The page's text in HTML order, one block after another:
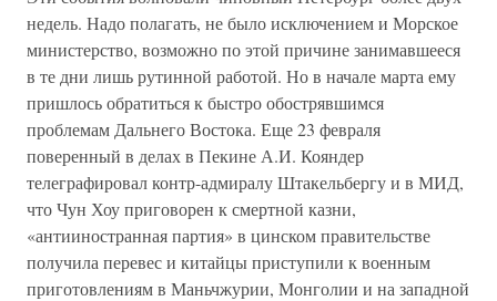
недель. Надо полагать, не было исключением и Морское
министерство, возможно по этой причине занимавшееся
в те дни лишь рутинной работой. Но в начале марта ему
пришлось обратиться к быстро обострявшимся
проблемам Дальнего Востока. Еще 23 февраля
поверенный в делах в Пекине А.И. Кояндер
телеграфировал контр-адмиралу Штакельбергу и в МИД,
что Чун Хоу приговорен к смертной казни,
«антииностранная партия» в цинском правительстве
получила перевес и китайцы приступили к военным
приготовлениям в Маньчжурии, Монголии и на западной